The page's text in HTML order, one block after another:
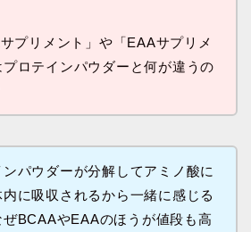
サプリメント」や「EAAサプリメ
プロテインパウダーと何が違うの
ンパウダーが分解してアミノ酸に
内に吸収されるから一緒に感じる
ぜBCAAやEAAのほうが値段も高